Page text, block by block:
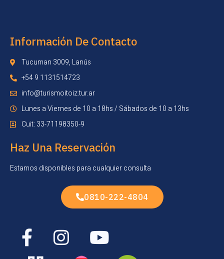
Información De Contacto
Tucuman 3009, Lanús
+54 9 1131514723
info@turismoitoiz.tur.ar
Lunes a Viernes de 10 a 18hs / Sábados de 10 a 13hs
Cuit: 33-71198350-9
Haz Una Reservación
Estamos disponibles para cualquier consulta
0810-222-4804